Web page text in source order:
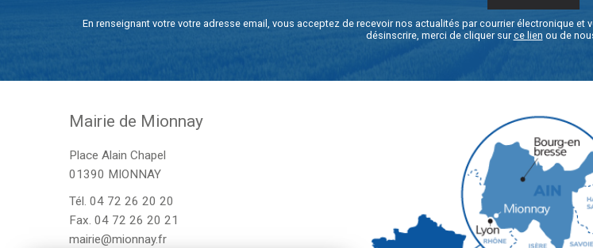
En renseignant votre votre adresse email, vous acceptez de recevoir nos actualités par courrier électronique et
désinscrire, merci de cliquer surce lien ou de
Mairie de Mionnay
Place Alain Chapel
01390 MIONNAY
Tél.04 72 26 20 20
Fax. 04 72 26 20 21
mairie@mionnay.fr